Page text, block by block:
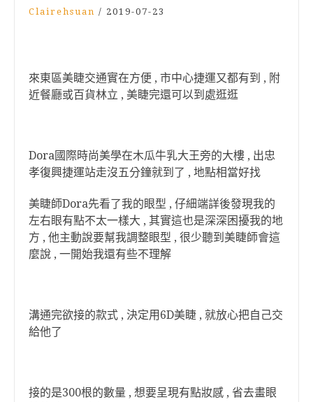
Clairehsuan / 2019-07-23
來東區美睫交通實在方便 , 市中心捷運又都有到 , 附
近餐廳或百貨林立 , 美睫完還可以到處逛逛
Dora國際時尚美學在木瓜牛乳大王旁的大樓 , 出忠
孝復興捷運站走沒五分鐘就到了 , 地點相當好找
美睫師Dora先看了我的眼型 , 仔細端詳後發現我的
左右眼有點不太一樣大 , 其實這也是深深困擾我的地
方 , 他主動說要幫我調整眼型 , 很少聽到美睫師會這
麼說 , 一開始我還有些不理解
溝通完欲接的款式 , 決定用6D美睫 , 就放心把自己交
給他了
接的是300根的數量 , 想要呈現有點妝感 , 省去畫眼